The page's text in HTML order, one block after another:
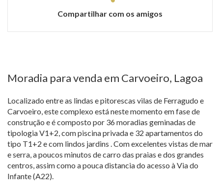
Compartilhar com os amigos
Moradia para venda em Carvoeiro, Lagoa
Localizado entre as lindas e pitorescas vilas de Ferragudo e
Carvoeiro, este complexo está neste momento em fase de
construção e é composto por 36 moradias geminadas de
tipologia V1+2, com piscina privada e 32 apartamentos do
tipo T1+2 e com lindos jardins . Com excelentes vistas de mar
e serra, a poucos minutos de carro das praias e dos grandes
centros, assim como a pouca distancia do acesso à Via do
Infante (A22).